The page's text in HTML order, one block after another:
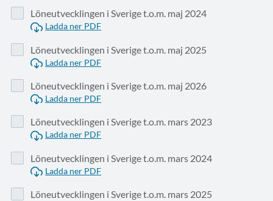
Löneutvecklingen i Sverige t.o.m. maj 2024
Ladda ner PDF
Löneutvecklingen i Sverige t.o.m. maj 2025
Ladda ner PDF
Löneutvecklingen i Sverige t.o.m. maj 2026
Ladda ner PDF
Löneutvecklingen i Sverige t.o.m. mars 2023
Ladda ner PDF
Löneutvecklingen i Sverige t.o.m. mars 2024
Ladda ner PDF
Löneutvecklingen i Sverige t.o.m. mars 2025